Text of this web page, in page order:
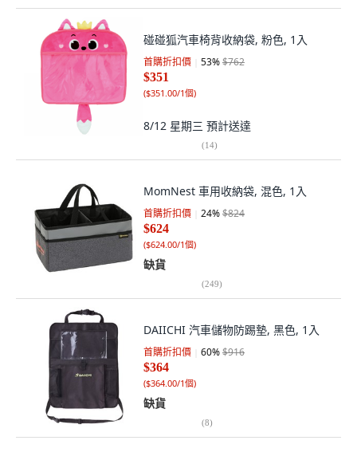
碰碰狐汽車椅背收納袋, 粉色, 1入
首購折扣價 53%$762
$351
($351.00/1個)
8/12 星期三 預計送達
(14)
MomNest 車用收納袋, 混色, 1入
首購折扣價 24%$824
$624
($624.00/1個)
缺貨
(249)
DAIICHI 汽車儲物防踢墊, 黑色, 1入
首購折扣價 60%$916
$364
($364.00/1個)
缺貨
(8)